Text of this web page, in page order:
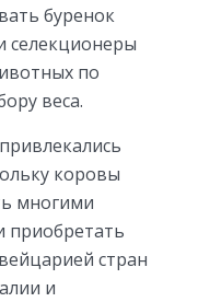
буренок
селекционеры
по
веса.
коровы
многими
приобретать
стран
и